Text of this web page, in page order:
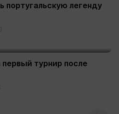
португальскую легенду
турнир после